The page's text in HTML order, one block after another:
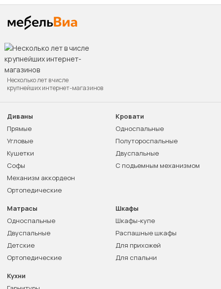
Несколько лет в числе
крупнейших интернет-магазинов
Диваны
Прямые
Угловые
Кушетки
Софы
Механизм аккордеон
Ортопедические
Кровати
Односпальные
Полутороспальные
Двуспальные
С подъемным механизмом
Матрасы
Односпальные
Двуспальные
Детские
Ортопедические
Шкафы
Шкафы-купе
Распашные шкафы
Для прихожей
Для спальни
Кухни